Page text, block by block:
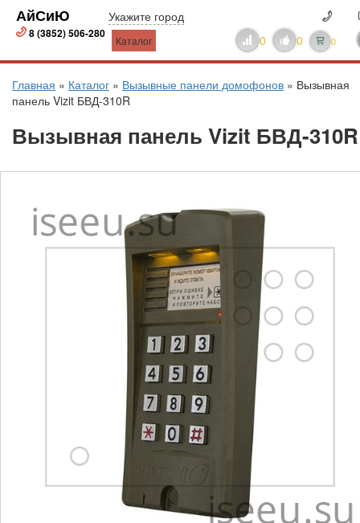
АйСиЮ
8 (3852) 506-280
Укажите город
Каталог 0 0 0
Главная » Каталог » Вызывные панели домофонов » Вызывная
панель Vizit БВД-310R
Вызывная панель Vizit БВД-310R